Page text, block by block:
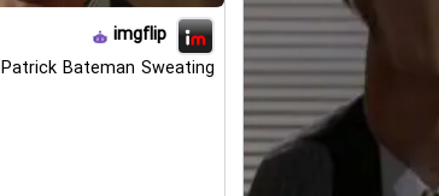
imgflip
Patrick Bateman Sweating